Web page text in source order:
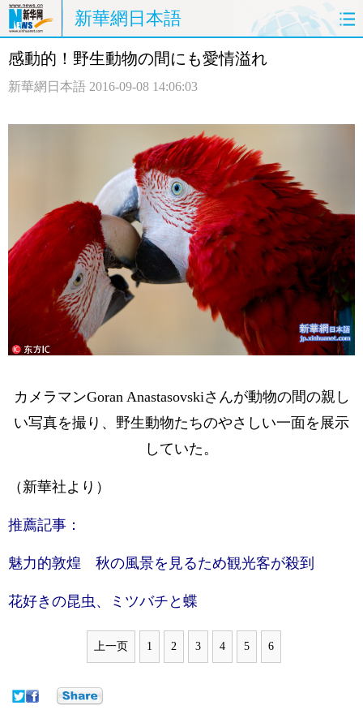
新華網日本語
ホームページ 政治
評論
感動的！野生動物の間にも愛情溢れ
新華網日本語 2016-09-08 14:06:03
カメラマンGoran Anastasovskiさんが動物の間の親し
い写真を撮り、野生動物たちのやさしい一面を展示
していた。
（新華社より）
推薦記事：
魅力的敦煌 秋の風景を見るため観光客が殺到
花好きの昆虫、ミツバチと蝶
上一页 1 2 3 4 5 6